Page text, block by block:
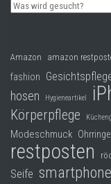
Amazon amazon
fashion
hosen Hygieneartikel
Körperpflege
Modeschmuck Ohrringe
restposten
Seife smartphone